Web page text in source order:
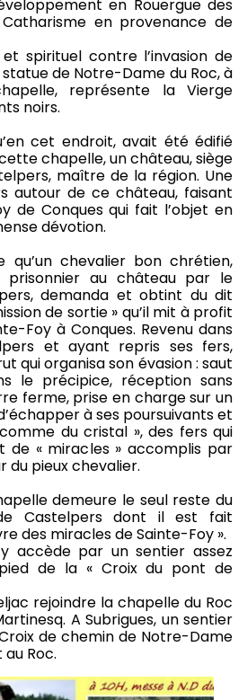
en Rouergue des
en provenance de
spirituel contre l’invasion de
de Notre-Dame du Roc, à
représente la Vierge
noirs.
cet endroit, avait été édifié
chapelle, un château, siège
maître de la région. Une
autour de ce château, faisant
de Conques qui fait l’objet en
dévotion.
qu’un chevalier bon chrétien,
prisonnier au château par le
demanda et obtint du dit
de sortie » qu’il mit à profit
Foy à Conques. Revenu dans
et ayant repris ses fers,
qui organisa son évasion : saut
le précipice, réception sans
ferme, prise en charge sur un
à ses poursuivants et
du cristal », des fers qui
de « miracles » accomplis par
du pieux chevalier.
demeure le seul reste du
Castelpers dont il est fait
des miracles de Sainte-Foy ».
accède par un sentier assez
de la « Croix du pont de
rejoindre la chapelle du Roc
A Subrigues, un sentier
de chemin de Notre-Dame
Roc.